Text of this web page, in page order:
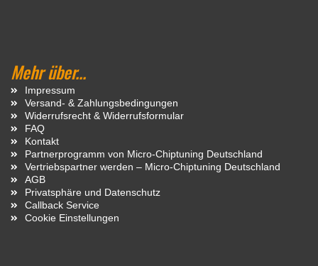
Mehr über...
Impressum
Versand- & Zahlungsbedingungen
Widerrufsrecht & Widerrufsformular
FAQ
Kontakt
Partnerprogramm von Micro-Chiptuning Deutschland
Vertriebspartner werden – Micro-Chiptuning Deutschland
AGB
Privatsphäre und Datenschutz
Callback Service
Cookie Einstellungen